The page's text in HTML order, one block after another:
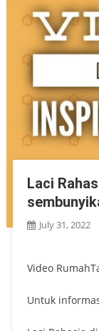
Laci
July 31, 2022
Video
Untuk